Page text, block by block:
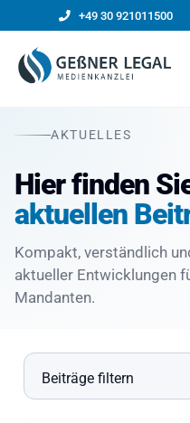
+49 30 921011500
AKTUELLES
Hier finden
aktuellen
Kompakt, verständlich
aktueller Entwicklungen
Mandanten.
Beiträge filtern